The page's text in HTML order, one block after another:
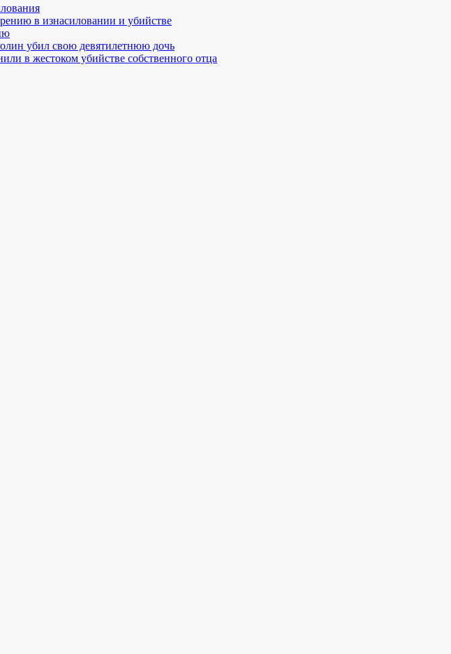
в изнасиловании и убийстве
убил свою девятилетнюю дочь
в жестоком убийстве собственного отца